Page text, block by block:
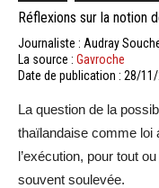
Réflexions sur la notion
Journaliste : Audray
La source : Gavroche
Date de publication : 28/
La question de la
thaïlandaise comme loi
l’exécution, pour tout
souvent soulevée.